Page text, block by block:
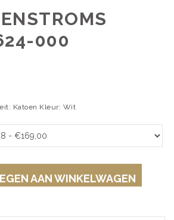
000
Katoen Kleur: Wit
AAN WINKELWAGEN